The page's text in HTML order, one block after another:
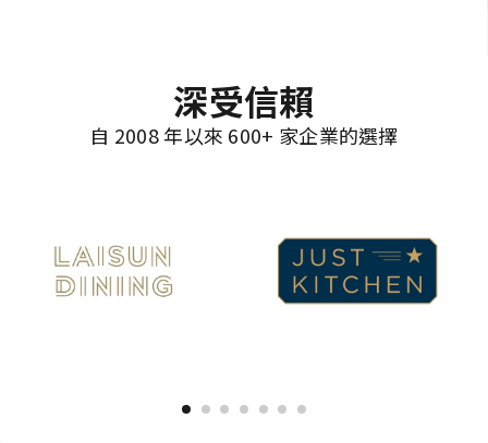
深受信賴
自 2008 年以來 600+ 家企業的選擇